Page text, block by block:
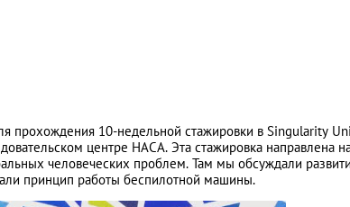
прохождения 10-недельной стажировки в Singularity
центре НАСА. Эта стажировка направлена
человеческих проблем. Там мы обсуждали
принцип работы беспилотной машины.